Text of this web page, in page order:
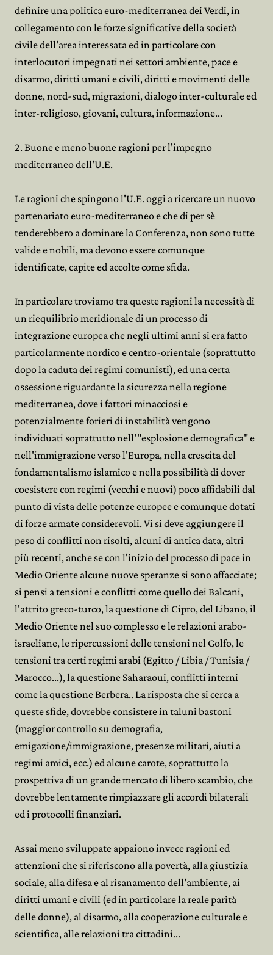
definire una politica euro-mediterranea dei Verdi, in
collegamento con le forze significative della società
civile dell'area interessata ed in particolare con
interlocutori impegnati nei settori ambiente, pace e
disarmo, diritti umani e civili, diritti e movimenti delle
donne, nord-sud, migrazioni, dialogo inter-culturale ed
inter-religioso, giovani, cultura, informazione...
2. Buone e meno buone ragioni per l'impegno
mediterraneo dell'U.E.
Le ragioni che spingono l'U.E. oggi a ricercare un nuovo
partenariato euro-mediterraneo e che di per sè
tenderebbero a dominare la Conferenza, non sono tutte
valide e nobili, ma devono essere comunque
identificate, capite ed accolte come sfida.
In particolare troviamo tra queste ragioni la necessità di
un riequilibrio meridionale di un processo di
integrazione europea che negli ultimi anni si era fatto
particolarmente nordico e centro-orientale (soprattutto
dopo la caduta dei regimi comunisti), ed una certa
ossessione riguardante la sicurezza nella regione
mediterranea, dove i fattori minacciosi e
potenzialmente forieri di instabilità vengono
individuati soprattutto nell'"esplosione demografica" e
nell'immigrazione verso l'Europa, nella crescita del
fondamentalismo islamico e nella possibilità di dover
coesistere con regimi (vecchi e nuovi) poco affidabili dal
punto di vista delle potenze europee e comunque dotati
di forze armate considerevoli. Vi si deve aggiungere il
peso di conflitti non risolti, alcuni di antica data, altri
più recenti, anche se con l'inizio del processo di pace in
Medio Oriente alcune nuove speranze si sono affacciate;
si pensi a tensioni e conflitti come quello dei Balcani,
l'attrito greco-turco, la questione di Cipro, del Libano, il
Medio Oriente nel suo complesso e le relazioni arabo-
israeliane, le ripercussioni delle tensioni nel Golfo, le
tensioni tra certi regimi arabi (Egitto / Libia / Tunisia /
Marocco...), la questione Saharaoui, conflitti interni
come la questione Berbera.. La risposta che si cerca a
queste sfide, dovrebbe consistere in taluni bastoni
(maggior controllo su demografia,
emigazione/immigrazione, presenze militari, aiuti a
regimi amici, ecc.) ed alcune carote, soprattutto la
prospettiva di un grande mercato di libero scambio, che
dovrebbe lentamente rimpiazzare gli accordi bilaterali
ed i protocolli finanziari.
Assai meno sviluppate appaiono invece ragioni ed
attenzioni che si riferiscono alla povertà, alla giustizia
sociale, alla difesa e al risanamento dell'ambiente, ai
diritti umani e civili (ed in particolare la reale parità
delle donne), al disarmo, alla cooperazione culturale e
scientifica, alle relazioni tra cittadini...